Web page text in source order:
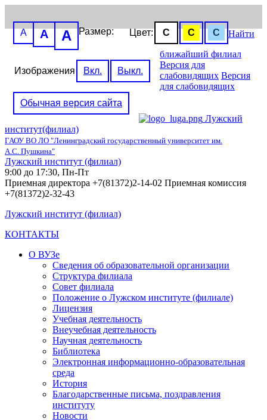
Размер:
A A A Цвет: C C C
Изображения Вкл. Выкл.
Обычная версия сайта
Найти
ближайший филиал
Версия для
слабовидящих Версия
для слабовидящих
Лужский
институт(филиал)
ГАОУ ВО ЛО "Ленинградский государственный университет им.
А.С. Пушкина"
Лужский институт (филиал)
9:00 до 17:30, Пн-Пт
Приемная директора +7(81372)2-14-02 Приемная комиссия
+7(81372)2-32-43
Лужский институт (филиал)
КОНТАКТЫ
О ВУЗе
Сведения об образовательной организации
Структура филиала
Совет филиала
Положение о Лужском институте (филиале)
Лицензия
Учебная деятельность
Внеучебная деятельность
Научная деятельность
Библиотека
Электронная информационно-образовательная
среда
История
Благодарственные письма, поздравления
институту
Новости